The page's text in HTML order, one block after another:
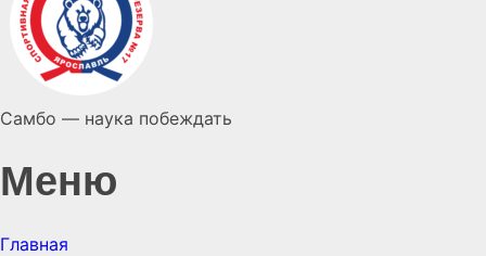
Самбо — наука побеждать
Меню
Главная